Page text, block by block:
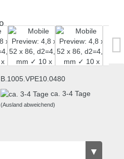
B.1005.VPE10.0480
ca. 3-4 Tage
(Ausland abweichend)